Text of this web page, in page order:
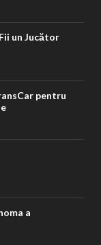
un Jucător
pentru
a